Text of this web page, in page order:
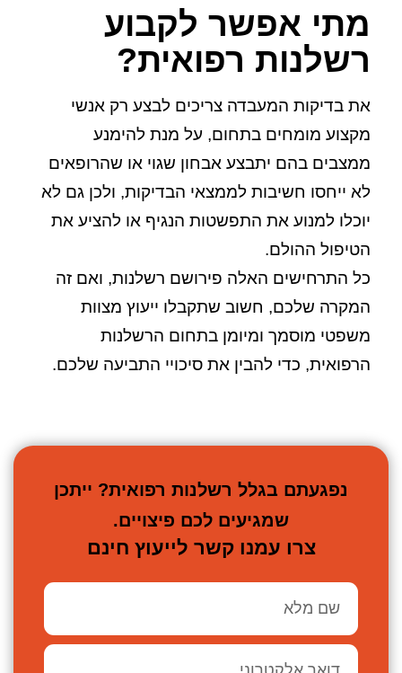
מתי אפשר לקבוע
רשלנות רפואית?
את בדיקות המעבדה צריכים לבצע רק אנשי
מקצוע מומחים בתחום, על מנת להימנע
ממצבים בהם יתבצע אבחון שגוי או שהרופאים
לא ייחסו חשיבות לממצאי הבדיקות, ולכן גם לא
יוכלו למנוע את התפשטות הנגיף או להציע את
הטיפול ההולם.
כל התרחישים האלה פירושם רשלנות, ואם זה
המקרה שלכם, חשוב שתקבלו ייעוץ מצוות
משפטי מוסמך ומיומן בתחום הרשלנות
הרפואית, כדי להבין את סיכויי התביעה שלכם.
נפגעתם בגלל רשלנות רפואית? ייתכן
שמגיעים לכם פיצויים.
צרו עמנו קשר לייעוץ חינם